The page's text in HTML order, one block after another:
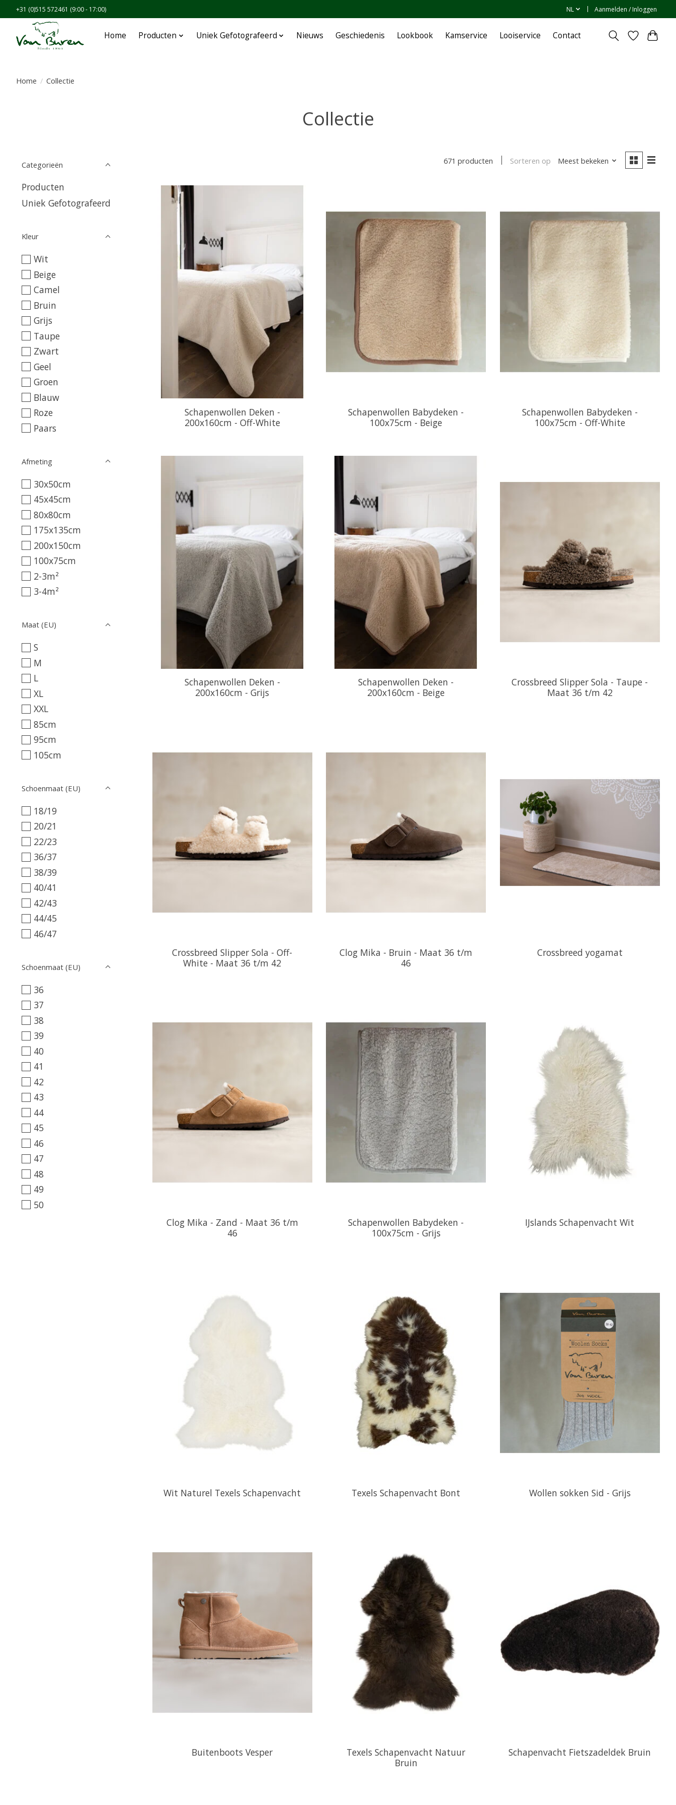
+31 (0)515 572461 (9:00 - 17:00) NL Aanmelden / Inloggen
Home Producten Uniek Gefotografeerd Nieuws Geschiedenis Lookbook Kamservice Looiservice Contact
Home / Collectie
Collectie
Categorieën
Producten
Uniek Gefotografeerd
Kleur
Wit
Beige
Camel
Bruin
Grijs
Taupe
Zwart
Geel
Groen
Blauw
Roze
Paars
Afmeting
30x50cm
45x45cm
80x80cm
175x135cm
200x150cm
100x75cm
2-3m²
3-4m²
Maat (EU)
S
M
L
XL
XXL
85cm
95cm
105cm
Schoenmaat (EU)
18/19
20/21
22/23
36/37
38/39
40/41
42/43
44/45
46/47
Schoenmaat (EU)
36
37
38
39
40
41
42
43
44
45
46
47
48
49
50
671 producten Sorteren op Meest bekeken
Schapenwollen Deken -
200x160cm - Off-White
Schapenwollen Babydeken -
100x75cm - Beige
Schapenwollen Babydeken -
100x75cm - Off-White
Schapenwollen Deken -
200x160cm - Grijs
Schapenwollen Deken -
200x160cm - Beige
Crossbreed Slipper Sola - Taupe -
Maat 36 t/m 42
Crossbreed Slipper Sola - Off-
White - Maat 36 t/m 42
Clog Mika - Bruin - Maat 36 t/m
46
Crossbreed yogamat
Clog Mika - Zand - Maat 36 t/m
46
Schapenwollen Babydeken -
100x75cm - Grijs
IJslands Schapenvacht Wit
Wit Naturel Texels Schapenvacht Texels Schapenvacht Bont Wollen sokken Sid - Grijs
Buitenboots Vesper
Texels Schapenvacht Natuur
Bruin
Schapenvacht Fietszadeldek Bruin